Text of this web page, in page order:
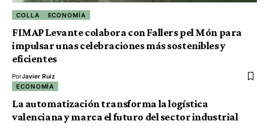
COLLA ECONOMÍA
FIMAP Levante colabora con Fallers pel Món para
impulsar unas celebraciones más sostenibles y
eficientes
PorJavier Ruiz
ECONOMÍA
La automatización transforma la logística
valenciana y marca el futuro del sector industrial